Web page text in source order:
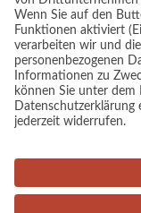
Menü Menü
Link zu
© Copyright -
cambium digital
Link zu
Impressum